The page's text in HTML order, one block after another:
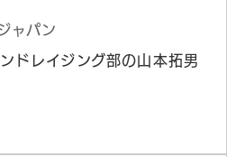
ャパン
ドレイジング部の山本拓男